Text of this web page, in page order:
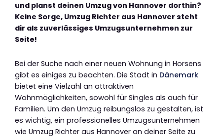
und planst deinen Umzug von Hannover dorthin?
Keine Sorge, Umzug Richter aus Hannover steht
dir als zuverlässiges Umzugsunternehmen zur
Seite!
Bei der Suche nach einer neuen Wohnung in Horsens
gibt es einiges zu beachten. Die Stadt in Dänemark
bietet eine Vielzahl an attraktiven
Wohnmöglichkeiten, sowohl für Singles als auch für
Familien. Um den Umzug reibungslos zu gestalten, ist
es wichtig, ein professionelles Umzugsunternehmen
wie Umzug Richter aus Hannover an deiner Seite zu